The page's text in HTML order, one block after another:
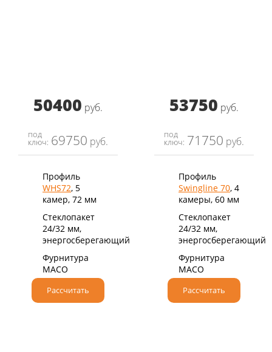
50400 руб.
под
ключ: 69750 руб.
Профиль
WHS72, 5
камер, 72 мм
Стеклопакет
24/32 мм,
энергосберегающий
Фурнитура
MACO
Рассчитать
53750 руб.
под
ключ: 71750 руб.
Профиль
Swingline 70, 4
камеры, 60 мм
Стеклопакет
24/32 мм,
энергосберегающий
Фурнитура
MACO
Рассчитать